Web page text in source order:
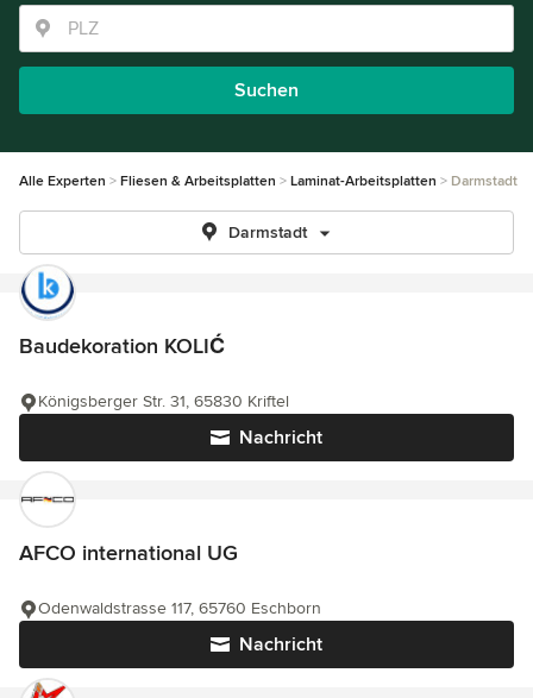
Suchen
Alle Experten Fliesen & Arbeitsplatten Laminat-Arbeitsplatten Darmstadt
Darmstadt
Baudekoration KOLIĆ
Nachricht
Königsberger Str. 31, 65830 Kriftel
AFCO international UG
Nachricht
Odenwaldstrasse 117, 65760 Eschborn